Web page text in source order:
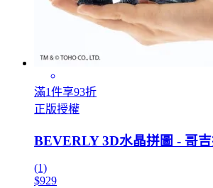
滿1件享93折
正版授權
BEVERLY 3D水晶拼圖 - 哥吉
(1)
$929